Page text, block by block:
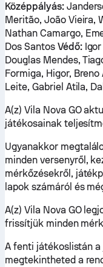
Középpályás:
Meritão, João Vieira,
Nathan Camargo,
Dos Santos Védő:Igor
Douglas Mendes,
Formiga, Higor,
Leite, Gabriel Atila,
A(z) Vila Nova GO
játékosainak
Ugyanakkor
minden versenyről,
mérkőzésekről,
lapok számáról és
A(z) Vila Nova GO
frissítjük minden
A fenti játékoslistán
megtekintheted a